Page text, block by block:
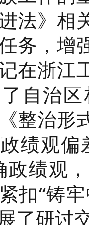
法》相
务，增
在浙江
自治
整治形
绩观偏
政绩观
扣“铸
了研讨